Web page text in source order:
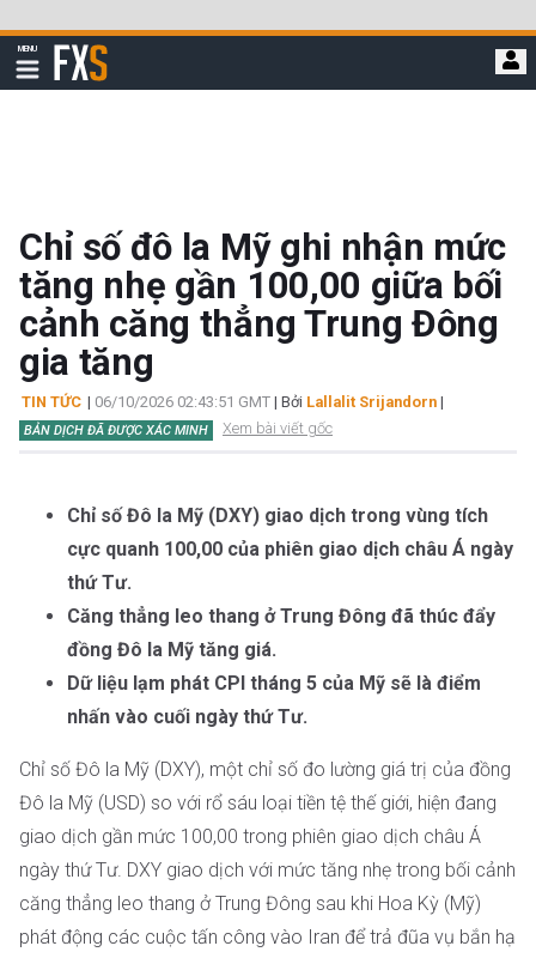
qua
đi
MENU
Hiển
thị
FXStreet
Chỉ số đô la Mỹ ghi nhận mức
tăng nhẹ gần 100,00 giữa bối
cảnh căng thẳng Trung Đông
gia tăng
TIN TỨC | 06/10/2026 02:43:51 GMT | Bởi Lallalit Srijandorn |
BẢN DỊCH ĐÃ ĐƯỢC XÁC MINH Xem bài viết gốc
Chỉ số Đô la Mỹ (DXY) giao dịch trong vùng tích
cực quanh 100,00 của phiên giao dịch châu Á ngày
thứ Tư.
Căng thẳng leo thang ở Trung Đông đã thúc đẩy
đồng Đô la Mỹ tăng giá.
Dữ liệu lạm phát CPI tháng 5 của Mỹ sẽ là điểm
nhấn vào cuối ngày thứ Tư.
Chỉ số Đô la Mỹ (DXY), một chỉ số đo lường giá trị của đồng
Đô la Mỹ (USD) so với rổ sáu loại tiền tệ thế giới, hiện đang
giao dịch gần mức 100,00 trong phiên giao dịch châu Á
ngày thứ Tư. DXY giao dịch với mức tăng nhẹ trong bối cảnh
căng thẳng leo thang ở Trung Đông sau khi Hoa Kỳ (Mỹ)
phát động các cuộc tấn công vào Iran để trả đũa vụ bắn hạ